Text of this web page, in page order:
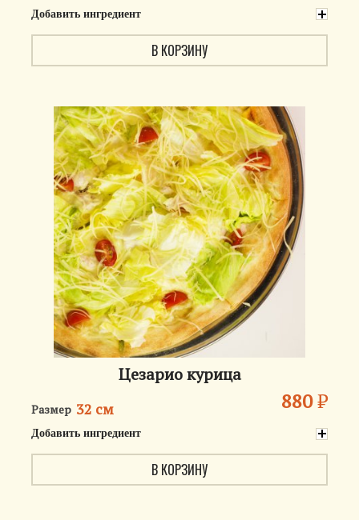
Добавить ингредиент
В КОРЗИНУ
Цезарио курица
Размер 32 см 880₽
Добавить ингредиент
В КОРЗИНУ